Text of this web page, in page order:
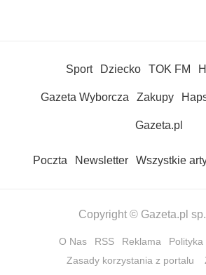
Sport Dziecko TOK FM
Gazeta Wyborcza Zakupy
Gazeta.pl
Poczta Newsletter Wszystkie
Copyright © Gazeta.pl
O Nas RSS Reklama
Zasady korzystania z portalu